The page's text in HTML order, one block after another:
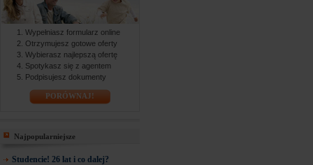
Wypełniasz formularz online
Otrzymujesz gotowe oferty
Wybierasz najlepszą ofertę
Spotykasz się z agentem
Podpisujesz dokumenty
PORÓWNAJ!
Najpopularniejsze
Studencie! 26 lat i co dalej?